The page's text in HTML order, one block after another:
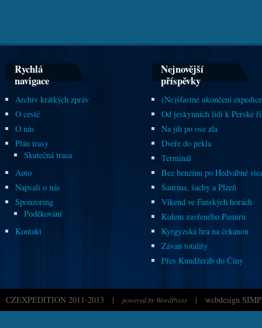
Rychlá
navigace
Archiv krátkých zpráv
O cestě
O nás
Plán trasy
Skutečná trasa
Auto
Napsali o nás
Sponzoring
Poděkování
Kontakt
Nejnovější
příspěvky
(Ne)šťastné ukončení expedice
Od jeskynních lidí k Perské
Na jih po ose zla
Dveře do pekla
Terminál
Bez benzínu po Hedvábné
Šaurma, šachy a Plzeň
Víkend ve Fanských horách
Kolem zavřeného Pamíru
Kyrgyzská hra na čekanou
Závan totality
Přes Kundžeráb do Číny
CZEXPEDITION 2011-2013 | powered by WordPress | webdesign